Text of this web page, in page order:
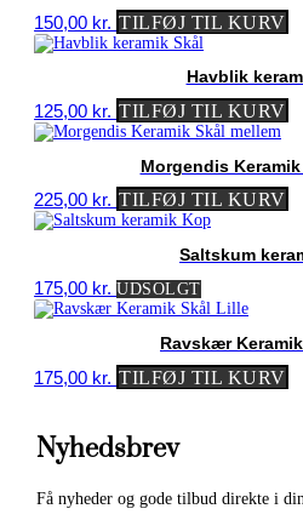
150,00 kr. TILFØJ TIL KURV
Havblik
125,00 kr. TILFØJ TIL KURV
Morgendis
225,00 kr. TILFØJ TIL KURV
Saltskum
175,00 kr. UDSOLGT
Ravskær
175,00 kr. TILFØJ TIL KURV
Nyhedsbrev
Få nyheder og gode tilbud direkte i